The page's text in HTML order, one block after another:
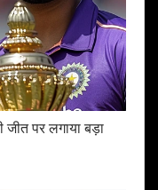
पर लगाया बड़ा